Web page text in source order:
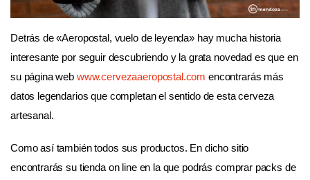
Detrás de «Aeropostal, vuelo de leyenda» hay mucha historia
interesante por seguir descubriendo y la grata novedad es que en
su página web www.cervezaaeropostal.com encontrarás más
datos legendarios que completan el sentido de esta cerveza
artesanal.
Como así también todos sus productos. En dicho sitio
encontrarás su tienda on line en la que podrás comprar packs de